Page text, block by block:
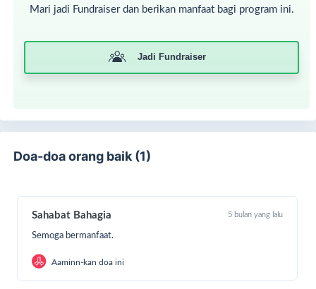
Mari jadi Fundraiser dan berikan manfaat bagi program ini.
Jadi Fundraiser
Doa-doa orang baik (1)
Sahabat Bahagia 5 bulan yang lalu
Semoga bermanfaat.
Aaminn-kan doa ini